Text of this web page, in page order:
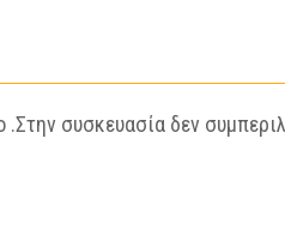
συσκευασία δεν